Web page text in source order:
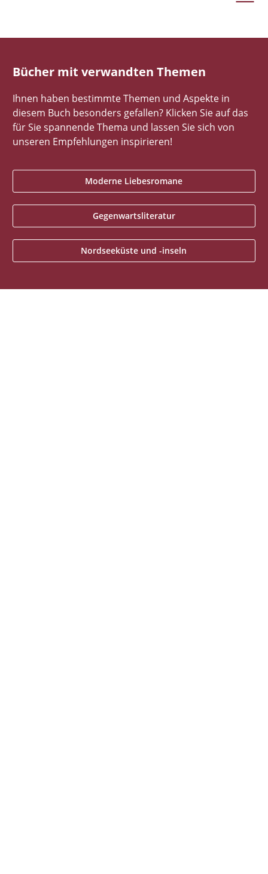
Bücher mit verwandten Themen
Ihnen haben bestimmte Themen und Aspekte in
diesem Buch besonders gefallen? Klicken Sie auf das
für Sie spannende Thema und lassen Sie sich von
unseren Empfehlungen inspirieren!
Moderne Liebesromane
Gegenwartsliteratur
Nordseeküste und -inseln